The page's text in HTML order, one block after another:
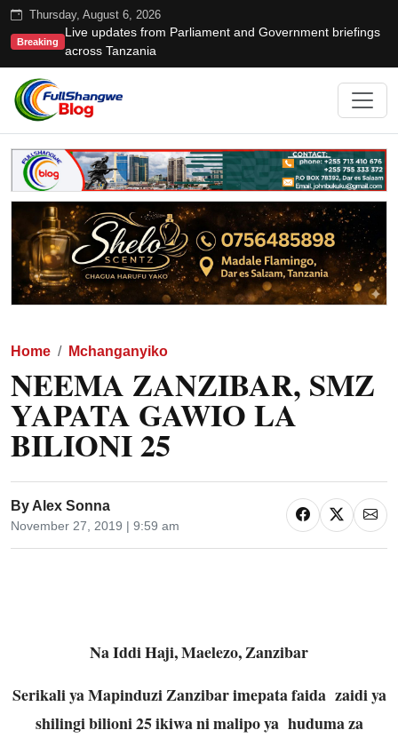
Thursday, August 6, 2026
Breaking
Live updates from Parliament and Government briefings
across Tanzania
Home Mchanganyiko
NEEMA ZANZIBAR, SMZ
YAPATA GAWIO LA
BILIONI 25
By Alex Sonna
November 27, 2019 | 9:59 am
Na Iddi Haji, Maelezo, Zanzibar
Serikali ya Mapinduzi Zanzibar imepata faida zaidi ya
shilingi bilioni 25 ikiwa ni malipo ya huduma za